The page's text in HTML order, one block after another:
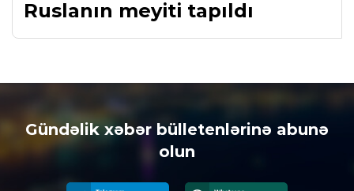
Ruslanın meyiti tapıldı
Gündəlik xəbər bülletenlərinə abunə
olun